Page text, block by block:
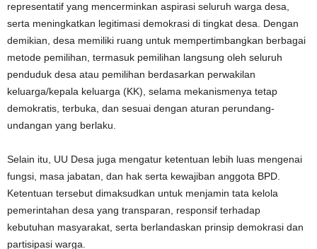
representatif yang mencerminkan aspirasi seluruh warga desa,
serta meningkatkan legitimasi demokrasi di tingkat desa. Dengan
demikian, desa memiliki ruang untuk mempertimbangkan berbagai
metode pemilihan, termasuk pemilihan langsung oleh seluruh
penduduk desa atau pemilihan berdasarkan perwakilan
keluarga/kepala keluarga (KK), selama mekanismenya tetap
demokratis, terbuka, dan sesuai dengan aturan perundang-
undangan yang berlaku.
Selain itu, UU Desa juga mengatur ketentuan lebih luas mengenai
fungsi, masa jabatan, dan hak serta kewajiban anggota BPD.
Ketentuan tersebut dimaksudkan untuk menjamin tata kelola
pemerintahan desa yang transparan, responsif terhadap
kebutuhan masyarakat, serta berlandaskan prinsip demokrasi dan
partisipasi warga.